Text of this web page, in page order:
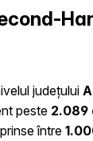
județului
peste 2.089
între